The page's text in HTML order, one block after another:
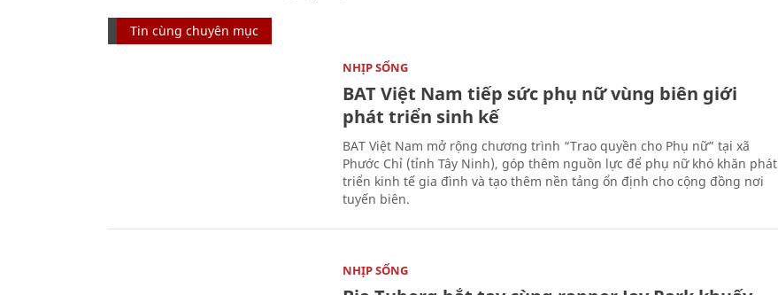
Tin cùng chuyên mục
NHỊP SỐNG
BAT Việt Nam tiếp sức phụ nữ vùng biên giới
phát triển sinh kế
BAT Việt Nam mở rộng chương trình “Trao quyền cho Phụ nữ” tại xã
Phước Chỉ (tỉnh Tây Ninh), góp thêm nguồn lực để phụ nữ khó khăn phát
triển kinh tế gia đình và tạo thêm nền tảng ổn định cho cộng đồng nơi
tuyến biên.
NHỊP SỐNG